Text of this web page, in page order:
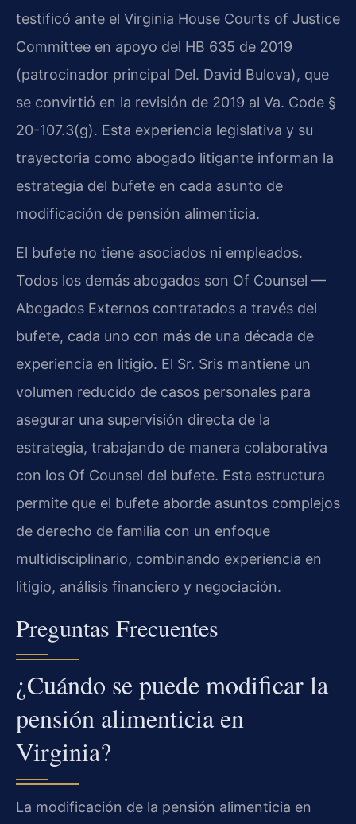
testificó ante el Virginia House Courts of Justice
Committee en apoyo del HB 635 de 2019
(patrocinador principal Del. David Bulova), que
se convirtió en la revisión de 2019 al Va. Code §
20-107.3(g). Esta experiencia legislativa y su
trayectoria como abogado litigante informan la
estrategia del bufete en cada asunto de
modificación de pensión alimenticia.
El bufete no tiene asociados ni empleados.
Todos los demás abogados son Of Counsel —
Abogados Externos contratados a través del
bufete, cada uno con más de una década de
experiencia en litigio. El Sr. Sris mantiene un
volumen reducido de casos personales para
asegurar una supervisión directa de la
estrategia, trabajando de manera colaborativa
con los Of Counsel del bufete. Esta estructura
permite que el bufete aborde asuntos complejos
de derecho de familia con un enfoque
multidisciplinario, combinando experiencia en
litigio, análisis financiero y negociación.
Preguntas Frecuentes
¿Cuándo se puede modificar la
pensión alimenticia en
Virginia?
La modificación de la pensión alimenticia en